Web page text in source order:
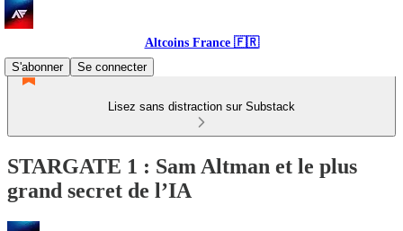
Altcoins France 🇫🇷
S'abonner
Se connecter
Lisez sans distraction sur Substack
STARGATE 1 : Sam Altman et le plus
grand secret de l’IA